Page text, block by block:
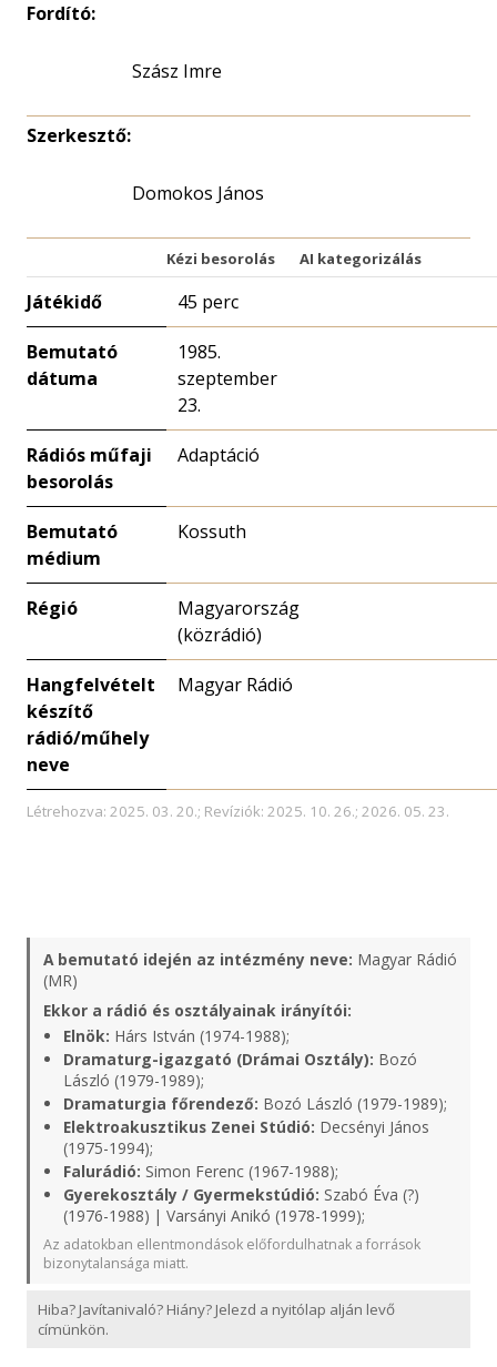
Fordító:
Szász Imre
Szerkesztő:
Domokos János
Kézi besorolás AI kategorizálás
Játékidő 45 perc
Bemutató
dátuma
1985.
szeptember
23.
Rádiós műfaji
besorolás
Adaptáció
Bemutató
médium
Kossuth
Régió
Magyarország
(közrádió)
Hangfelvételt
készítő
rádió/műhely
neve
Magyar Rádió
Létrehozva: 2025. 03. 20.; Revíziók: 2025. 10. 26.; 2026. 05. 23.
A bemutató idején az intézmény neve: Magyar Rádió
(MR)
Ekkor a rádió és osztályainak irányítói:
Elnök: Hárs István (1974-1988);
Dramaturg-igazgató (Drámai Osztály): Bozó
László (1979-1989);
Dramaturgia főrendező: Bozó László (1979-1989);
Elektroakusztikus Zenei Stúdió: Decsényi János
(1975-1994);
Falurádió: Simon Ferenc (1967-1988);
Gyerekosztály / Gyermekstúdió: Szabó Éva (?)
(1976-1988) | Varsányi Anikó (1978-1999);
Az adatokban ellentmondások előfordulhatnak a források
bizonytalansága miatt.
Hiba? Javítanivaló? Hiány? Jelezd a nyitólap alján levő
címünkön.